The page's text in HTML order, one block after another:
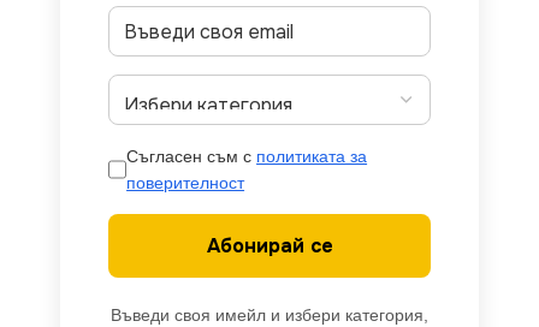
Съгласен съм с политиката за
поверителност
Абонирай се
Въведи своя имейл и избери категория,